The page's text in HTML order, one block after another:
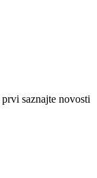
prvi saznajte novosti